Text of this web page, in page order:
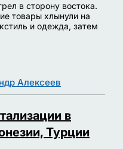
в сторону востока.
товары хлынули на
и одежда, затем
Алексеев
в
Турции